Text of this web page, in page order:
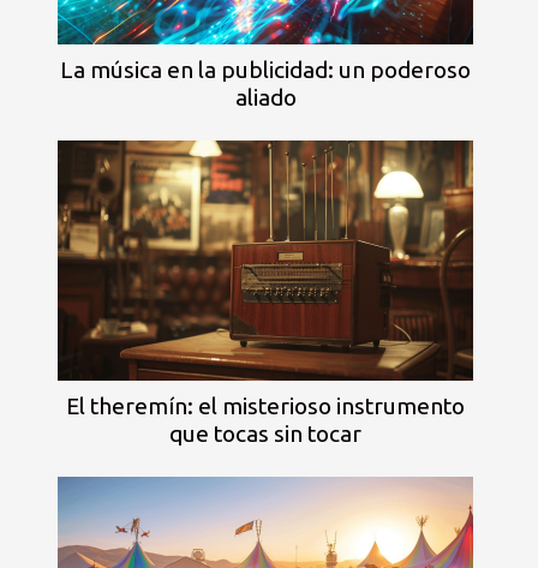
La música en la publicidad: un poderoso
aliado
El theremín: el misterioso instrumento
que tocas sin tocar